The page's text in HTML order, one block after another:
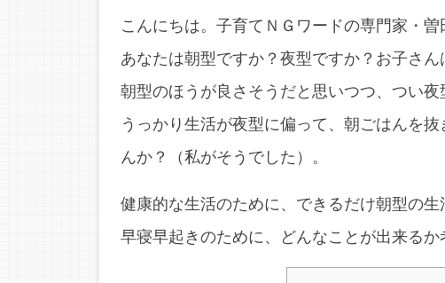
こんにちは。子育てＮＧワードの専門家・曽
あなたは朝型ですか？夜型ですか？お子さん
朝型のほうが良さそうだと思いつつ、つい夜
うっかり生活が夜型に偏って、朝ごはんを
んか？（私がそうでした）。
健康的な生活のために、できるだけ朝型の生
早寝早起きのために、どんなことが出来るか